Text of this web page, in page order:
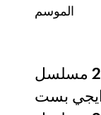
الموسم
مشاهدة الحلقة 22 مسلسل Friends
ايجي بست